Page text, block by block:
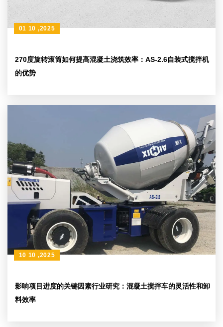
270度旋转滚筒如何提高混凝土浇筑效率：AS-2.6自装式搅拌机
的优势
01 10 ,2025
影响项目进度的关键因素行业研究：混凝土搅拌车的灵活性和卸
料效率
10 10 ,2025